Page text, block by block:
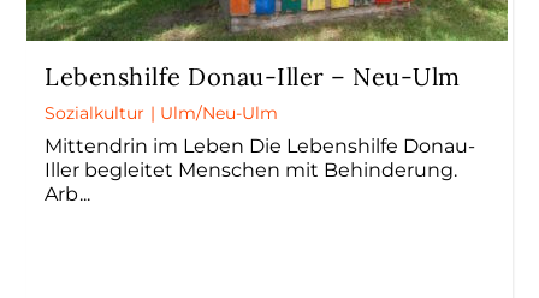
Lebenshilfe Donau-Iller – Neu-Ulm
Sozialkultur | Ulm/Neu-Ulm
Mittendrin im Leben Die Lebenshilfe Donau-
Iller begleitet Menschen mit Behinderung.
Arb